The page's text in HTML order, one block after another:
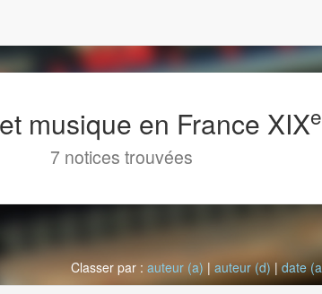
musique en France XIXe
7 notices trouvées
Classer par :auteur (a) |auteur (d)|date